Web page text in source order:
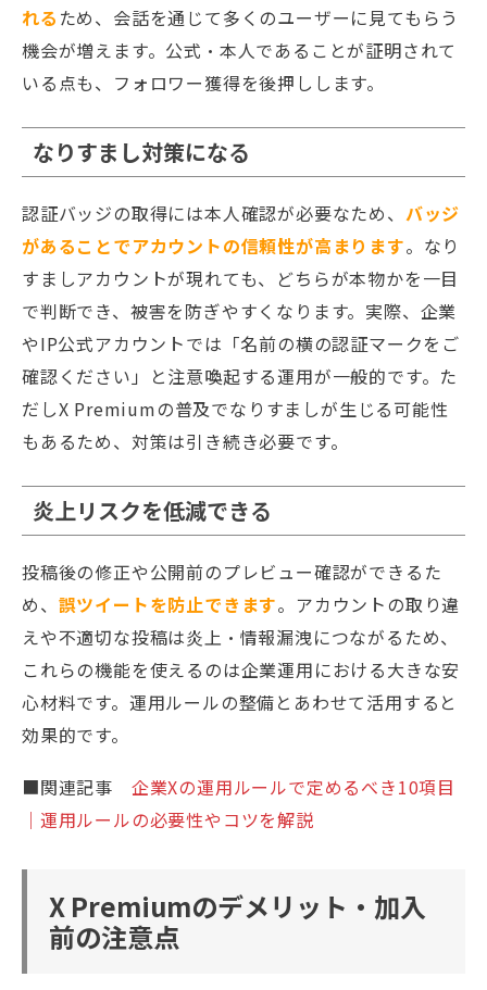
れる ため、会話を通じて多くのユーザーに見てもらう
機会が増えます。公式・本人であることが証明されて
いる点も、フォロワー獲得を後押しします。
なりすまし対策になる
認証バッジの取得には本人確認が必要なため、 バッジ
があることでアカウントの信頼性が高まります。なり
すましアカウントが現れても、どちらが本物かを一目
で判断でき、被害を防ぎやすくなります。実際、企業
やIP公式アカウントでは「名前の横の認証マークをご
確認ください」と注意喚起する運用が一般的です。た
だしX Premiumの普及でなりすましが生じる可能性
もあるため、対策は引き続き必要です。
炎上リスクを低減できる
投稿後の修正や公開前のプレビュー確認ができるた
め、 誤ツイートを防止できます。アカウントの取り違
えや不適切な投稿は炎上・情報漏洩につながるため、
これらの機能を使えるのは企業運用における大きな安
心材料です。運用ルールの整備とあわせて活用すると
効果的です。
■関連記事 企業Xの運用ルールで定めるべき10項目
｜運用ルールの必要性やコツを解説
X Premiumのデメリット・加入
前の注意点